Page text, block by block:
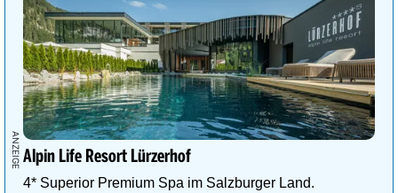
Alpin Life Resort Lürzerhof
4* Superior Premium Spa im Salzburger Land.